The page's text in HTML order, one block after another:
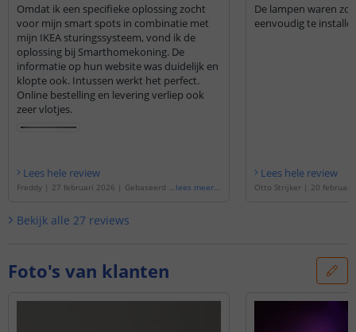
Omdat ik een specifieke oplossing zocht
voor mijn smart spots in combinatie met
mijn IKEA sturingssysteem, vond ik de
oplossing bij Smarthomekoning. De
informatie op hun website was duidelijk en
klopte ook. Intussen werkt het perfect.
Online bestelling en levering verliep ook
zeer vlotjes.
Lees hele review
Freddy | 27 februari 2026 | Gebaseerd o
n SmartLife
lees meer...
De lampen waren
eenvoudig te
Lees hele review
Otto Strijker| 20 februari
Bekijk alle 27 reviews
Foto's van klanten